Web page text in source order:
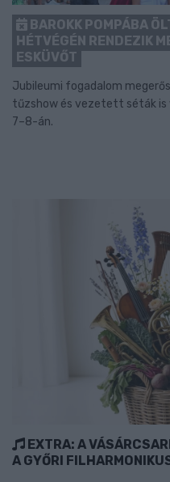
BAROKK POMPÁBA
HÉTVÉGÉN RENDEZIK
ESKÜVŐT
Jubileumi fogadalom
tűzshow és vezetett séták is
7–8-án.
EXTRA: A
A GYŐRI